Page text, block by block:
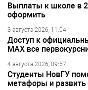
Выплаты к школе в
оформить
3 августа 2026, 11:04
Доступ к
МАХ все
4 августа 2026, 09:57
Студенты НовГУ
метафоры и